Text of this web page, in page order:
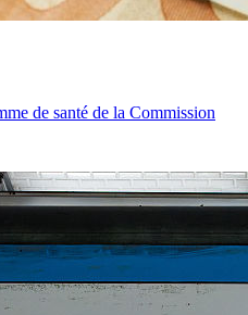
de santé de la Commission